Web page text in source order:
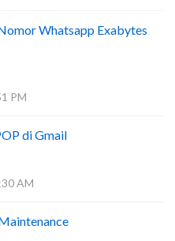
Whatsapp Exabytes
PM
di Gmail
AM